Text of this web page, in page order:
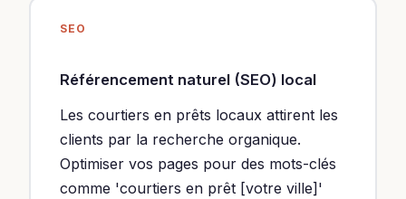
SEO
Référencement naturel (SEO) local
Les courtiers en prêts locaux attirent les
clients par la recherche organique.
Optimiser vos pages pour des mots-clés
comme 'courtiers en prêt [votre ville]'